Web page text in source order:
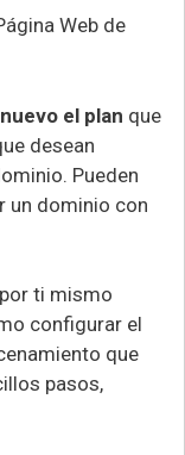
el plan que
desean
Pueden
un dominio con
ti mismo
configurar el
que
pasos,